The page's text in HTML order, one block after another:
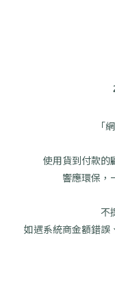
「
使用貨到付款的
響應環保，
不
如遇系統商金額錯誤